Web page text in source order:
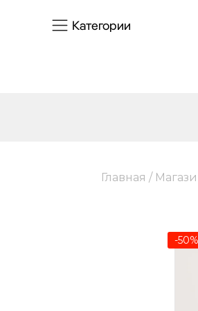
Категории
Главная /
-50%